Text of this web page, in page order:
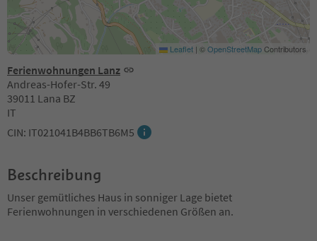
Ferienwohnungen Lanz
Andreas-Hofer-Str. 49
39011 Lana BZ
IT
CIN: IT021041B4BB6TB6M5
Leaflet | ©OpenStreetMapContributors
Beschreibung
Unser gemütliches Haus in sonniger Lage bietet
Ferienwohnungen in verschiedenen Größen an.